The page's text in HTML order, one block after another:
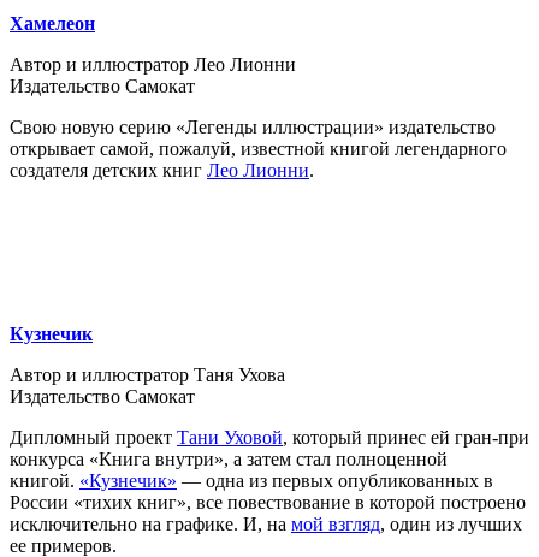
Хамелеон
Автор и иллюстратор Лео Лионни
Издательство Самокат
Свою новую серию «Легенды иллюстрации» издательство
открывает самой, пожалуй, известной книгой легендарного
создателя детских книг Лео Лионни.
Кузнечик
Автор и иллюстратор Таня Ухова
Издательство Самокат
Дипломный проект Тани Уховой, который принес ей гран-при
конкурса «Книга внутри», а затем стал полноценной
книгой. «Кузнечик» — одна из первых опубликованных в
России «тихих книг», все повествование в которой построено
исключительно на графике. И, на мой взгляд, один из лучших
ее примеров.